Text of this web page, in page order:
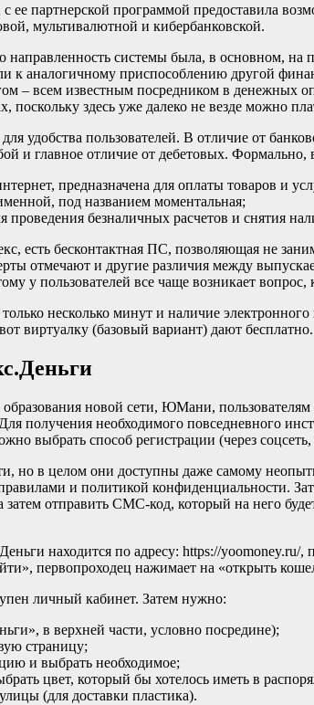
ее партнерской программой предоставила
мультивалютной и кибербанковской.
системы была, в основном,
к аналогичному приспособлению другой
– всем известным посредником в денежных
поскольку здесь уже далеко не везде можно
удобства пользователей. В отличие от
и главное отличие от дебетовых.
предназначена для оплаты товаров и
под названием моментальная;
безналичных расчетов и снятия
есть бесконтактная ПС, позволяющая не
отмечают и другие различия между
у пользователей все чаще возникает
несколько минут и наличие
виртуалку (базовый вариант) дают бесплатно.
новой сети, ЮМани,
получения необходимого повседневного
выбрать способ регистрации (через
но в целом они доступны даже самому
правилами и политикой конфиденциальности.
отправить СМС-код, который на него
находится по адресу: https://yoomoney.ru/,
первопроходец нажимает на «открыть
личный кабинет. Затем нужно:
в верхней части, условно посредине);
страницу;
и выбрать необходимое;
цвет, который бы хотелось иметь в
(для доставки пластика).